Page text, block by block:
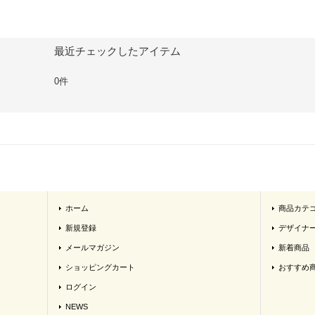
最近チェックしたアイテム
0件
ホーム
新規登録
メールマガジン
ショッピングカート
ログイン
NEWS
商品カテ
デザイナ
新着商品
おすすめ